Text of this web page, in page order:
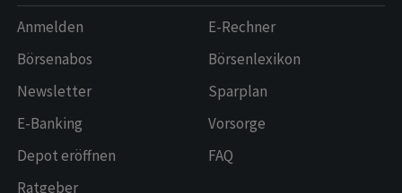
Anmelden
Börsenabos
Newsletter
E-Banking
Depot eröffnen
Ratgeber
E-Rechner
Börsenlexikon
Sparplan
Vorsorge
FAQ